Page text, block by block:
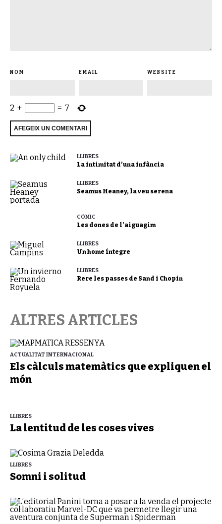
NOM EMAIL WEBSITE
2 + = 7
LLIBRES
La intimitat d’una infància
LLIBRES
Seamus Heaney, la veu serena
CÒMIC
Les dones de l’aiguagim
LLIBRES
Un home íntegre
LLIBRES
Rere les passes de Sand i Chopin
ALTRES ARTICLES
ACTUALITAT INTERNACIONAL
Els càlculs matemàtics que expliquen el
món
LLIBRES
La lentitud de les coses vives
LLIBRES
Somni i solitud